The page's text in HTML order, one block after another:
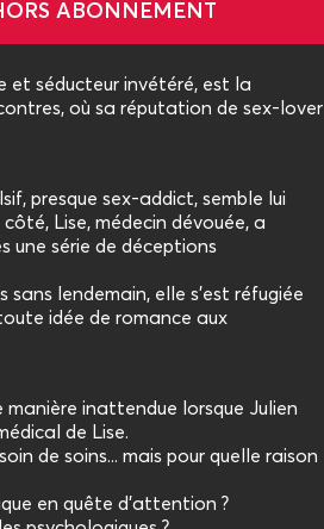
ABONNEMENT
et séducteur invétéré, est la
où sa réputation de sex-lover
presque sex-addict, semble lui
Lise, médecin dévouée, a
une série de déceptions
sans lendemain, elle s'est réfugiée
idée de romance aux
manière inattendue lorsque Julien
de Lise.
de soins... mais pour quelle raison
en quête d’attention ?